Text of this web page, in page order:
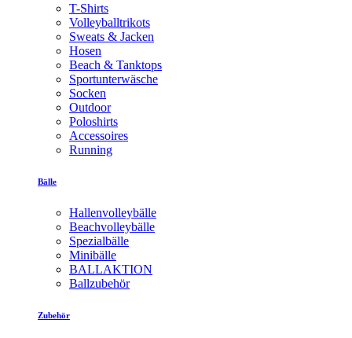
T-Shirts
Volleyballtrikots
Sweats & Jacken
Hosen
Beach & Tanktops
Sportunterwäsche
Socken
Outdoor
Poloshirts
Accessoires
Running
Bälle
Hallenvolleybälle
Beachvolleybälle
Spezialbälle
Minibälle
BALLAKTION
Ballzubehör
Zubehör